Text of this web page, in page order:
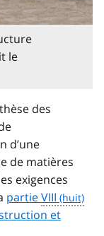
le
des
d’une
de matières
exigences
partieVIII
et